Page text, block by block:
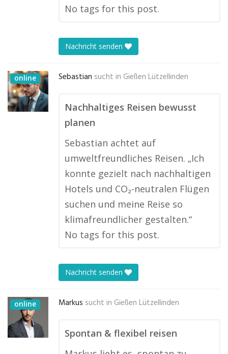
No tags for this post.
Nachricht senden
online Sebastian sucht in Gießen Lützellinden
Nachhaltiges Reisen bewusst
planen
Sebastian achtet auf
umweltfreundliches Reisen. „Ich
konnte gezielt nach nachhaltigen
Hotels und CO₂-neutralen Flügen
suchen und meine Reise so
klimafreundlicher gestalten.“
No tags for this post.
Nachricht senden
online Markus sucht in Gießen Lützellinden
Spontan & flexibel reisen